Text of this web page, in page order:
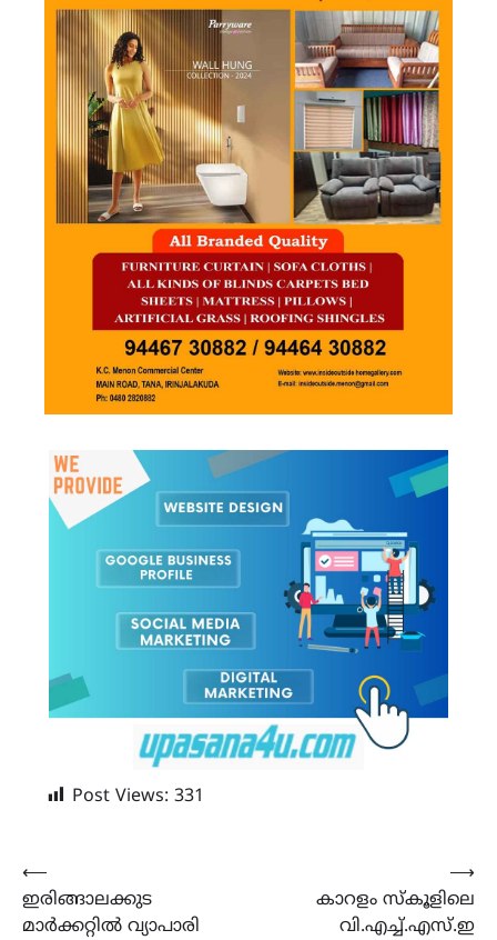
Post Views: 331
Post
navigation
⟵
ഇരിങ്ങാലക്കുട
മാർക്കറ്റിൽ വ്യാപാരി
കാറളം സ്കൂളിലെ
വി.എച്ച്.എസ്.ഇ
⟶